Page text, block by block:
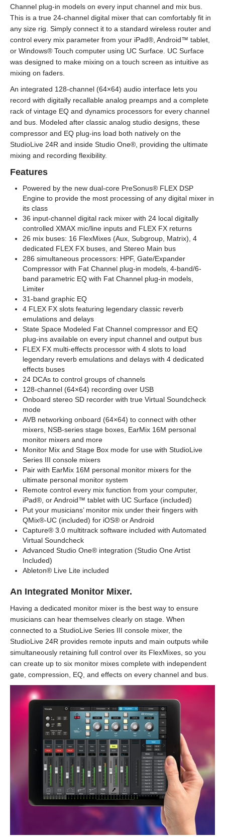
Channel plug-in models on every input channel and mix bus.
This is a true 24-channel digital mixer that can comfortably fit in
any size rig. Simply connect it to a standard wireless router and
control every mix parameter from your iPad®, Android™ tablet,
or Windows® Touch computer using UC Surface. UC Surface
was designed to make mixing on a touch screen as intuitive as
mixing on faders.
An integrated 128-channel (64×64) audio interface lets you
record with digitally recallable analog preamps and a complete
rack of vintage EQ and dynamics processors for every channel
and bus. Modeled after classic analog studio designs, these
compressor and EQ plug-ins load both natively on the
StudioLive 24R and inside Studio One®, providing the ultimate
mixing and recording flexibility.
Features
Powered by the new dual-core PreSonus® FLEX DSP
Engine to provide the most processing of any digital mixer in
its class
36 input-channel digital rack mixer with 24 local digitally
controlled XMAX mic/line inputs and FLEX FX returns
26 mix buses: 16 FlexMixes (Aux, Subgroup, Matrix), 4
dedicated FLEX FX buses, and Stereo Main bus
286 simultaneous processors: HPF, Gate/Expander
Compressor with Fat Channel plug-in models, 4-band/6-
band parametric EQ with Fat Channel plug-in models,
Limiter
31-band graphic EQ
4 FLEX FX slots featuring legendary classic reverb
emulations and delays
State Space Modeled Fat Channel compressor and EQ
plug-ins available on every input channel and output bus
FLEX FX multi-effects processor with 4 slots to load
legendary reverb emulations and delays with 4 dedicated
effects buses
24 DCAs to control groups of channels
128-channel (64×64) recording over USB
Onboard stereo SD recorder with true Virtual Soundcheck
mode
AVB networking onboard (64×64) to connect with other
mixers, NSB-series stage boxes, EarMix 16M personal
monitor mixers and more
Monitor Mix and Stage Box mode for use with StudioLive
Series III console mixers
Pair with EarMix 16M personal monitor mixers for the
ultimate personal monitor system
Remote control every mix function from your computer,
iPad®, or Android™ tablet with UC Surface (included)
Put your musicians’ monitor mix under their fingers with
QMix®-UC (included) for iOS® or Android
Capture® 3.0 multitrack software included with Automated
Virtual Soundcheck
Advanced Studio One® integration (Studio One Artist
Included)
Ableton® Live Lite included
An Integrated Monitor Mixer.
Having a dedicated monitor mixer is the best way to ensure
musicians can hear themselves clearly on stage. When
connected to a StudioLive Series III console mixer, the
StudioLive 24R provides remote inputs and main outputs while
simultaneously retaining full control over its FlexMixes, so you
can create up to six monitor mixes complete with independent
gate, compression, EQ, and effects on every channel and bus.